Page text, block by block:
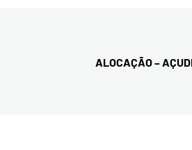
ALOCAÇÃO –